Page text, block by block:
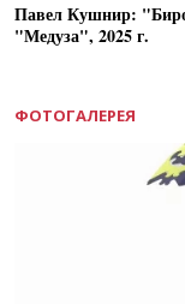
Павел Кушнир:
"Медуза", 2025 г.
ФОТОГАЛЕРЕЯ